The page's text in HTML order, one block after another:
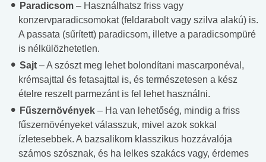
Paradicsom – Használhatsz friss vagy
konzervparadicsomokat (feldarabolt vagy szilva alakú) is.
A passata (sűrített) paradicsom, illetve a paradicsompüré
is nélkülözhetetlen.
Sajt – A szószt meg lehet bolondítani mascarponéval,
krémsajttal és fetasajttal is, és természetesen a kész
ételre reszelt parmezánt is fel lehet használni.
Fűszernövények – Ha van lehetőség, mindig a friss
fűszernövényeket válasszuk, mivel azok sokkal
ízletesebbek. A bazsalikom klasszikus hozzávalója
számos szósznak, és ha lelkes szakács vagy, érdemes